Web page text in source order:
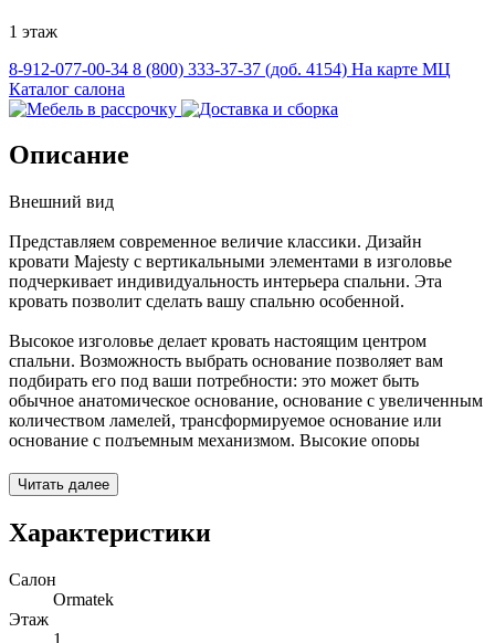
1 этаж
8-912-077-00-34 8 (800) 333-37-37 (доб. 4154) На карте МЦ
Каталог салона
Описание
Внешний вид
Представляем современное величие классики. Дизайн
кровати Majesty с вертикальными элементами в изголовье
подчеркивает индивидуальность интерьера спальни. Эта
кровать позволит сделать вашу спальню особенной.
Высокое изголовье делает кровать настоящим центром
спальни. Возможность выбрать основание позволяет вам
подбирать его под ваши потребности: это может быть
обычное анатомическое основание, основание с увеличенным
количеством ламелей, трансформируемое основание или
основание с подъемным механизмом. Высокие опоры
оттенков обивки кровати — вы точно найдете подходящий
вам цвет.
Материалы
Каркас кровати из прочной фанеры, ДСП и МДФ. Обивка
выполнена из мебельной ткани множества видов и оттенков.
Задняя стенка кровати обита основным обивочным
Читать далее
Характеристики
Салон
Ormatek
Этаж